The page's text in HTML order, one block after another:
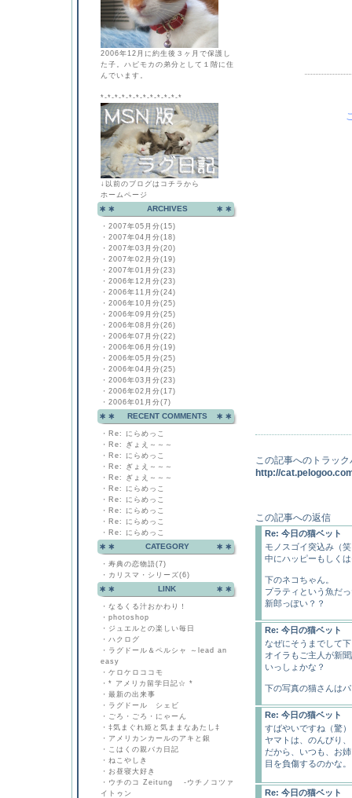
2006年12月に約生後３ヶ月で保護し
た子。ハピモカの弟分として１階に住
んでいます。
*-*-*-*-*-*-*-*-*-*-*-*
↓以前のブログはコチラから
ホームページ
ARCHIVES
・ 2007年05月分(15)
・ 2007年04月分(18)
・ 2007年03月分(20)
・ 2007年02月分(19)
・ 2007年01月分(23)
・ 2006年12月分(23)
・ 2006年11月分(24)
・ 2006年10月分(25)
・ 2006年09月分(25)
・ 2006年08月分(26)
・ 2006年07月分(22)
・ 2006年06月分(19)
・ 2006年05月分(25)
・ 2006年04月分(25)
・ 2006年03月分(23)
・ 2006年02月分(17)
・ 2006年01月分(7)
RECENT COMMENTS
・ Re: にらめっこ
・ Re: ぎょえ～～～
・ Re: にらめっこ
・ Re: ぎょえ～～～
・ Re: ぎょえ～～～
・ Re: にらめっこ
・ Re: にらめっこ
・ Re: にらめっこ
・ Re: にらめっこ
・ Re: にらめっこ
CATEGORY
・ 寿典の恋物語(7)
・ カリスマ・シリーズ(6)
LINK
・ なるくる汁おかわり！
・ photoshop
・ ジュエルとの楽しい毎日
・ ハクログ
・ ラグドール＆ペルシャ ～lead an
easy
・ ケロケロココモ
・ * アメリカ留学日記☆ *
・ 最新の出来事
・ ラグドール シェビ
・ ごろ・ごろ・にゃーん
・ ‡気まぐれ姫と気ままなあたし‡
・ アメリカンカールのアキと銀
・ こはくの親バカ日記
・ ねこやしき
・ お昼寝大好き
・ ウチのコ Zeitung -ウチノコツァ
イトゥン
この記事へのトラッ
http://
この記事への返信
Re: 今日の猫ベット
モノスゴイ突込み（笑
中にハッピーもしく
下のネコちゃん。
プラティという魚だ
新郎っぽい？？
Re: 今日の猫ベット
なぜにそうまでして
オイラもご主人が新
いっしょかな？
下の写真の猫さんは
Re: 今日の猫ベット
すばやいですね（驚）
ヤマトは、のんびり
だから、いつも、お
目を負傷するのかな
Re: 今日の猫ベット